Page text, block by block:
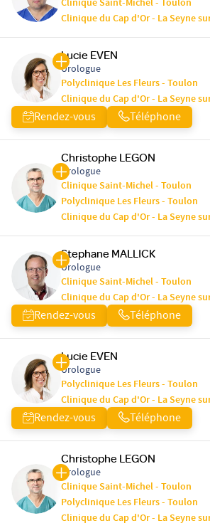
Clinique Saint-Michel - Toulon
Clinique du Cap d'Or - La Seyne
Lucie EVEN
Urologue
Polyclinique Les Fleurs - Toulon
Clinique du Cap d'Or - La Seyne
Rendez-vous Téléphone
Christophe LEGON
Urologue
Clinique Saint-Michel - Toulon
Polyclinique Les Fleurs - Toulon
Clinique du Cap d'Or - La Seyne
Stephane MALLICK
Urologue
Clinique Saint-Michel - Toulon
Clinique du Cap d'Or - La Seyne
Rendez-vous Téléphone
Lucie EVEN
Urologue
Polyclinique Les Fleurs - Toulon
Clinique du Cap d'Or - La Seyne
Rendez-vous Téléphone
Christophe LEGON
Urologue
Clinique Saint-Michel - Toulon
Polyclinique Les Fleurs - Toulon
Clinique du Cap d'Or - La Seyne